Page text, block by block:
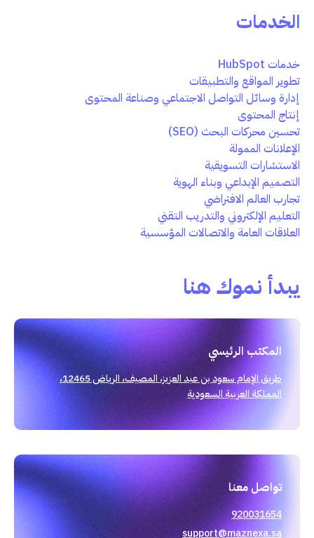
يبدأ نموك هنا
المكتب الرئيسي
طريق الإمام سعود بن عبد العزيز، المصيف، الرياض 12465،
المملكة العربية السعودية
تواصل معنا
920031654
support@maznexa.sa
الخدمات
خدمات HubSpot
تطوير المواقع والتطبيقات
إدارة وسائل التواصل الاجتماعي وصناعة المحتوى
إنتاج المحتوى
تحسين محركات البحث (SEO)
الإعلانات الممولة
الاستشارات التسويقية
التصميم الإبداعي وبناء الهوية
تجارب العالم الافتراضي
التعليم الإلكتروني والتدريب التقني
العلاقات العامة والاتصالات المؤسسية